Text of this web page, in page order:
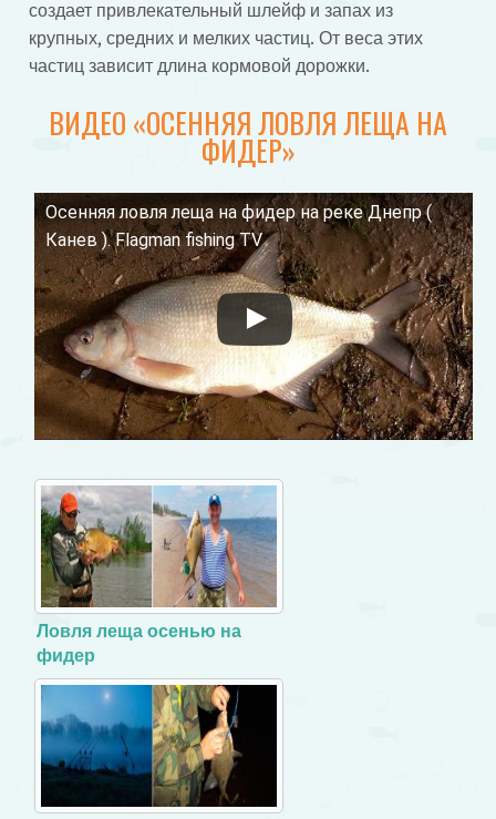
создает привлекательный шлейф и запах из
крупных, средних и мелких частиц. От веса этих
частиц зависит длина кормовой дорожки.
ВИДЕО «ОСЕННЯЯ ЛОВЛЯ ЛЕЩА НА
ФИДЕР»
Осенняя ловля леща на фидер на реке Днепр (
Канев ). Flagman fishing TV
Смотрите это видео на YouTube
Ловля леща осенью на
фидер